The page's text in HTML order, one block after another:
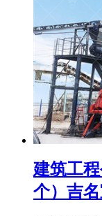
建筑工
个）吉